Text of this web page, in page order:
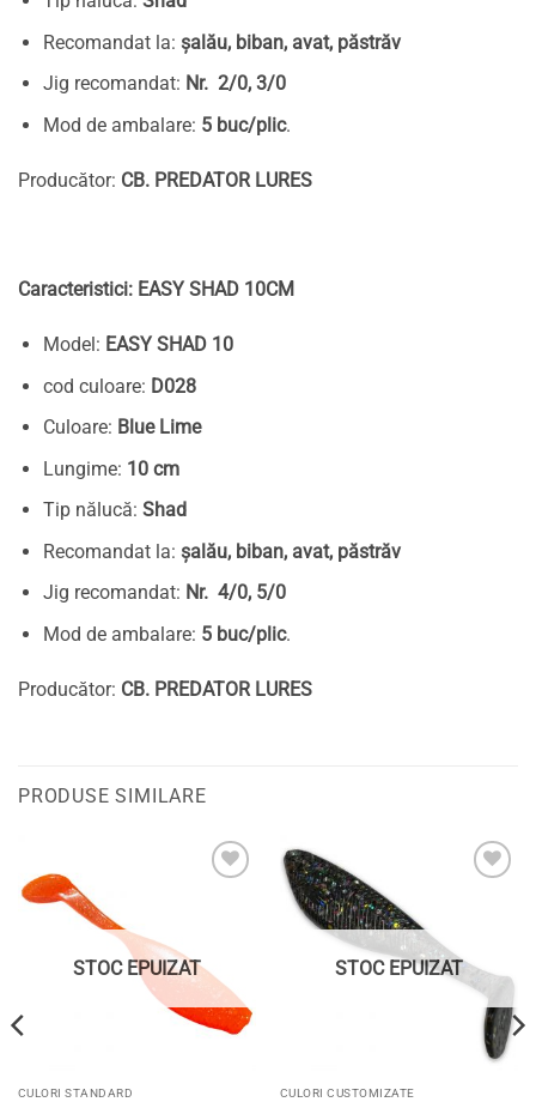
Recomandat la: șalău, biban, avat, păstrăv
Jig recomandat: Nr. 2/0, 3/0
Mod de ambalare: 5 buc/plic.
Producător: CB. PREDATOR LURES
Caracteristici: EASY SHAD 10CM
Model: EASY SHAD 10
cod culoare: D028
Culoare: Blue Lime
Lungime: 10 cm
Tip nălucă: Shad
Recomandat la: șalău, biban, avat, păstrăv
Jig recomandat: Nr. 4/0, 5/0
Mod de ambalare: 5 buc/plic.
Producător: CB. PREDATOR LURES
PRODUSE SIMILARE
STOC EPUIZAT
CULORI STANDARD
STOC EPUIZAT
CULORI CUSTOMIZATE